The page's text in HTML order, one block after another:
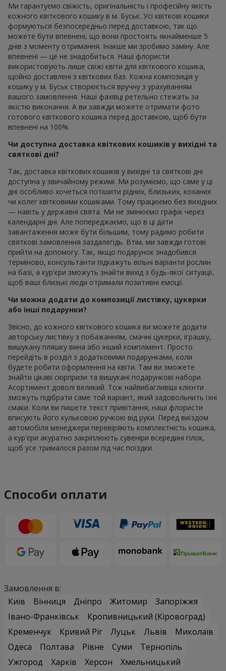
Ми гарантуємо свіжість, оригінальність і професійну якість
кожного квіткового кошику в м. Буськ. Усі квіткові кошики
формуються безпосередньо перед доставкою, так що
можете бути впевнені, що вони простоять якнайменше 5
днів з моменту отримання. Інакше ми зробимо заміну. Але
впевнені — це не знадобиться. Наші флористи
використовують лише свіжі квіти для квіткового кошика,
щойно доставлені з квіткових баз. Кожна композиція у
кошику у м. Буськ створюється вручну з урахуванням
вашого замовлення. Наші фахівці ретельно стежать за
якістю виконання. А ви завжди можете отримати фото
готового квіткового кошика перед доставкою, щоб бути
впевнені на 100%.
Чи доступна доставка квіткових кошиків у вихідні та
святкові дні?
Так, доставка квіткових кошиків у вихідні та святкові дні
доступна у звичайному режимі. Ми розуміємо, що саме у ці
дні особливо хочеться потішити рідних, близьких, коханих
чи колег квітковими кошиками. Тому працюємо без вихідних
— навіть у державні свята. Ми не змінюємо графік через
календарні дні. Але попереджаємо, що в ці дати
завантаження може бути більшим, тому радимо робити
святкові замовлення заздалегідь. Втім, ми завжди готові
прийти на допомогу. Так, якщо подарунок знадобився
терміново, консультанти підкажуть вільні варіанти рослин
на базі, а кур'єри зможуть знайти вихід з будь-якої ситуації,
щоб ваші близькі люди отримали позитивні емоції.
Чи можна додати до композиції листівку, цукерки
або інші подарунки?
Звісно, до кожного квіткового кошика ви можете додати
авторську листівку з побажанням, смачні цукерки, іграшку,
вишукану пляшку вина або інший комплімент. Просто
перейдіть в розділ з додатковими подарунками, коли
будете робити оформлення на квіти. Там ви зможете
знайти цікаві сюрпризи та вишукані подарункові набори.
Асортимент доволі великий. Тож найвибагливіші клієнти
зможуть підібрати саме той варіант, який задовольнить їхні
смаки. Коли ви пишете текст привітання, наші флористи
вписують його кульковою ручкою від руки. Перед виїздом
автомобіля менеджери перевіряють комплектність кошика,
а кур'єри акуратно закріплюють сувеніри всередині гілок,
щоб усе трималося разом під час поїздки.
Способи оплати
Замовлення в:
Київ
Вінниця Дніпро Житомир
Запоріжжя
Івано-Франківськ
Кропивницький (Кіровоград)
Кременчук
Кривий Ріг Луцьк Львів
Миколаїв
Одеса
Полтава Рівне Суми
Тернопіль
Ужгород
Харків Херсон
Хмельницький